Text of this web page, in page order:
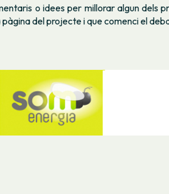
o idees per millorar algun dels
pàgina del projecte i que comenci el